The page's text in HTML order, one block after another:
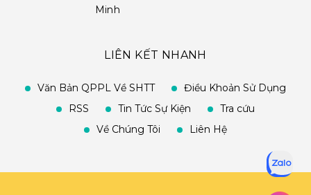
Minh
LIÊN KẾT NHANH
Văn Bản QPPL Về SHTT
Điều Khoản Sử Dụng
RSS
Tin Tức Sự Kiện
Tra cứu
Về Chúng Tôi
Liên Hệ